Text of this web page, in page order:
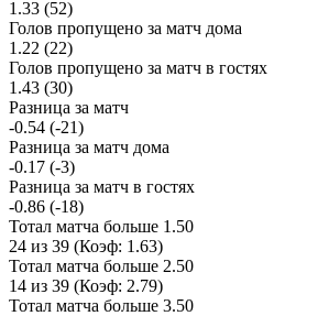
1.33 (52)
Голов пропущено за матч дома
1.22 (22)
Голов пропущено за матч в гостях
1.43 (30)
Разница за матч
-0.54 (-21)
Разница за матч дома
-0.17 (-3)
Разница за матч в гостях
-0.86 (-18)
Тотал матча больше 1.50
24 из 39 (Коэф: 1.63)
Тотал матча больше 2.50
14 из 39 (Коэф: 2.79)
Тотал матча больше 3.50